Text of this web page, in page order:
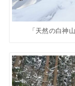
「天然の白神